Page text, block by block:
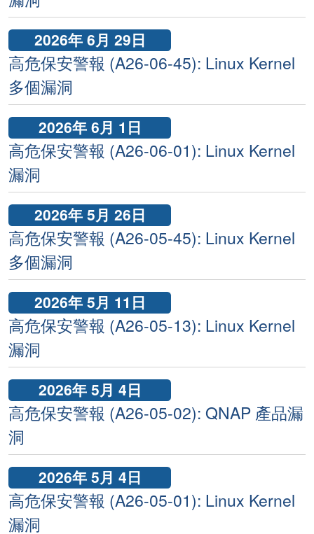
2026年 6月 29日
高危保安警報 (A26-06-45): Linux Kernel
多個漏洞
2026年 6月 1日
高危保安警報 (A26-06-01): Linux Kernel
漏洞
2026年 5月 26日
高危保安警報 (A26-05-45): Linux Kernel
多個漏洞
2026年 5月 11日
高危保安警報 (A26-05-13): Linux Kernel
漏洞
2026年 5月 4日
高危保安警報 (A26-05-02): QNAP 產品漏
洞
2026年 5月 4日
高危保安警報 (A26-05-01): Linux Kernel
漏洞